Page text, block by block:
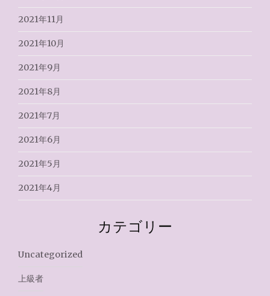
2021年11月
2021年10月
2021年9月
2021年8月
2021年7月
2021年6月
2021年5月
2021年4月
カテゴリー
Uncategorized
上級者